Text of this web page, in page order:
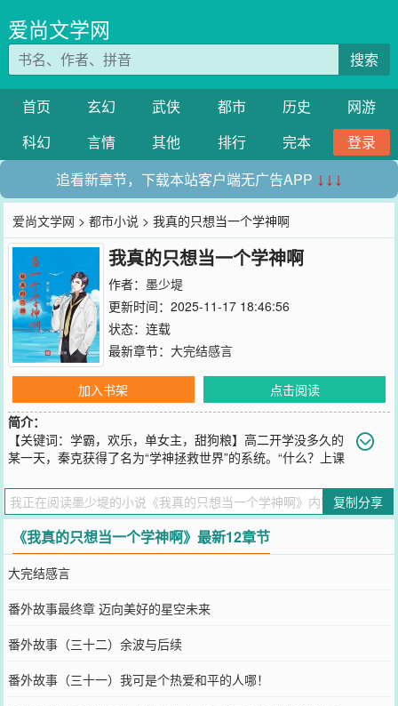
爱尚文学网
搜索
首页 玄幻 武侠 都市 历史
网游
科幻
言情 其他 排行 完本
登录
追看新章节，下载本站客户端无广告APP ↓↓↓
爱尚文学网 >都市小说 > 我真的只想当一个学神啊
我真的只想当一个学神啊
作者： 墨少堤
更新时间：2025-11-17 18:46:56
状态：连载
最新章节： 大完结感言
加入书架
点击阅读
简介：
【关键词：学霸，欢乐，单女主，甜狗粮】高二开学没多久的
某一天，秦克获得了名为“学神拯救世界”的系统。“什么？上课
刷起别人震惊、羡慕妒忌恨等强烈的情绪值也能获得学神经验值？”秦
克：我是真想苟到天长地久，奈何这奖励太诱人。两年后，有记者特
意对以满分刷榜IMO、IPhO、IChO等各类竞赛，不久前还刚刚以高考
全满分的恐怖成绩，使得无数名校争破了头的“学神”秦克进行了一次
专访。“秦同学，听说当初你在网络上公开挑战全国高中生，在直播中
势如破竹地一口气连续解开了无数尖子生、学霸提出的刁钻难题，名
扬天下，只为让一个消沉的女孩重现笑颜？”“没有的事，都是子虚乌
有的流言。”“那专家们批评你过于张扬，过于高调……”“那更不可能，
我向来是谦逊有礼著称的。”“现在学生都以你为榜样，称你为新一代
的国家级学神。你有什么学习经验与大家分享分享吗？”秦克握紧身边
那满脸通红的女孩的手，对着摄像头微笑道：“我只有一句话，谦虚、
低调、不要早恋，好好念书。当然，如果你成绩和我一样好，上面的
复制分享
《我真的只想当一个学神啊》最新12章节
大完结感言
番外故事最终章 迈向美好的星空未来
番外故事（三十二）余波与后续
番外故事（三十一）我可是个热爱和平的人哪！